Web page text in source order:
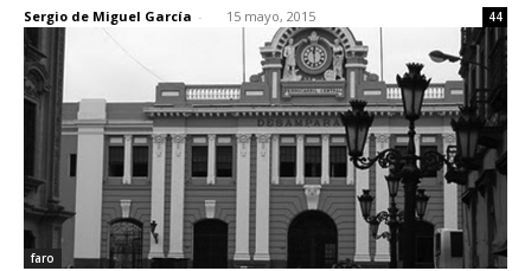
Sergio de Miguel García - 15 mayo, 2015 44
faro